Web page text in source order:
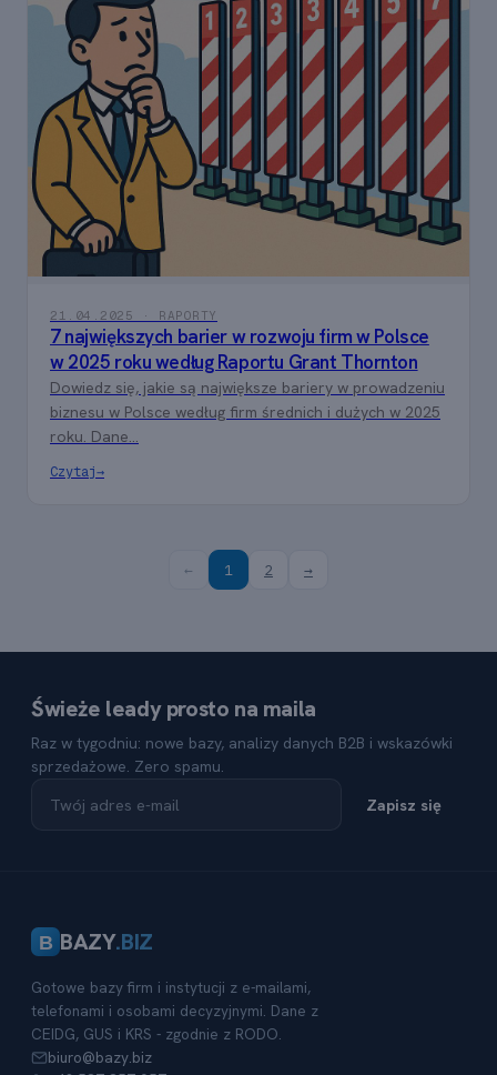
21.04.2025 · RAPORTY
7 największych barier w rozwoju firm w Polsce
w 2025 roku według Raportu Grant Thornton
Dowiedz się, jakie są największe bariery w prowadzeniu
biznesu w Polsce według firm średnich i dużych w 2025
roku. Dane...
Czytaj→
← 1 2 →
Świeże leady prosto na maila
Raz w tygodniu: nowe bazy, analizy danych B2B i wskazówki
sprzedażowe. Zero spamu.
Zapisz się
B BAZY.BIZ
Gotowe bazy firm i instytucji z e-mailami,
telefonami i osobami decyzyjnymi. Dane z
CEIDG, GUS i KRS - zgodnie z RODO.
biuro@bazy.biz